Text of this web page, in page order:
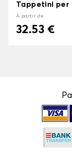
Tappetini per
À partir de
32.53 €